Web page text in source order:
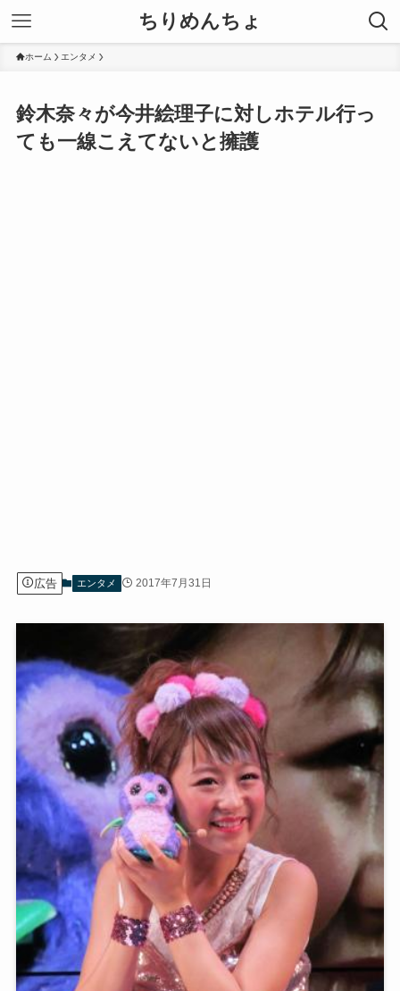
ちりめんちょ
ホーム エンタメ
鈴木奈々が今井絵理子に対しホテル行っ
ても一線こえてないと擁護
広告 エンタメ 2017年7月31日